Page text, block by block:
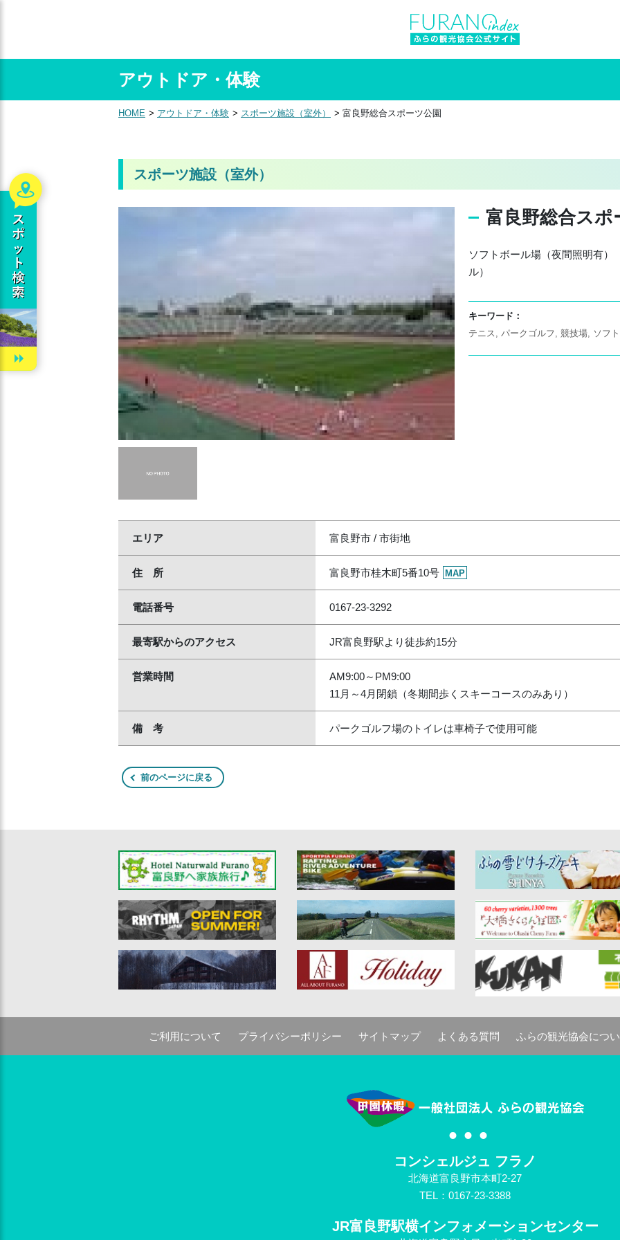
アウトドア・体験
HOME アウトドア・体験 スポーツ施設（室外） 富良野総合スポーツ公園
スポーツ施設（室外）
富良野総合スポ
ソフトボール場（夜間照明有
ル）
キーワード：
テニス
パークゴルフ 競技場 ソフ
エリア 富良野市 / 市街地
住 所 富良野市桂木町5番10号 MAP
電話番号 0167-23-3292
最寄駅からのアクセス JR富良野駅より徒歩約15分
営業時間
AM9:00～PM9:00
11月～4月閉鎖（冬期間歩くスキーコースのみあり）
備 考 パークゴルフ場のトイレは車椅子で使用可能
前のページに戻る
ご利用について プライバシーポリシー サイトマップ よくある質問 ふらの観光協会につ
コンシェルジュ フラノ
北海道富良野市本町2-27
TEL：0167-23-3388
JR富良野駅横インフォメーションセンター